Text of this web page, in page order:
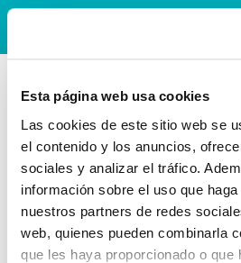
Esta página web usa cookies
Las cookies de este sitio web se
el contenido y los anuncios,
sociales y analizar el tráfico.
información sobre el uso que
nuestros partners de redes
web, quienes pueden combinarla
que les haya proporcionado o que